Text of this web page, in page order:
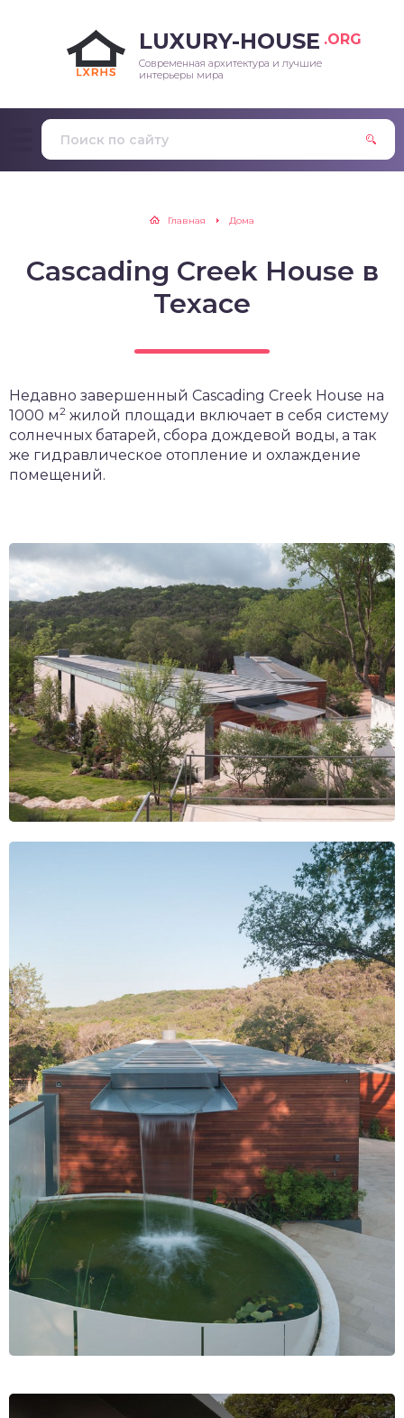
LUXURY-HOUSE .ORG
Современная архитектура и лучшие
интерьеры мира
Главная Дома
Cascading Creek House в
Техасе
Недавно завершенный Cascading Creek House на
1000 м2 жилой площади включает в себя систему
солнечных батарей, сбора дождевой воды, а так
же гидравлическое отопление и охлаждение
помещений.